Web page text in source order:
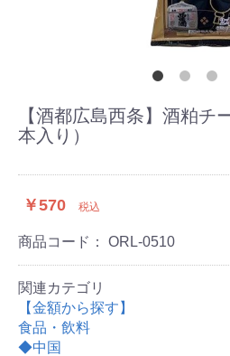
【酒都広島西条】酒粕チ
本入り）
￥570 税込
商品コード： ORL-0510
関連カテゴリ
【金額から探す】
食品・飲料
◆中国